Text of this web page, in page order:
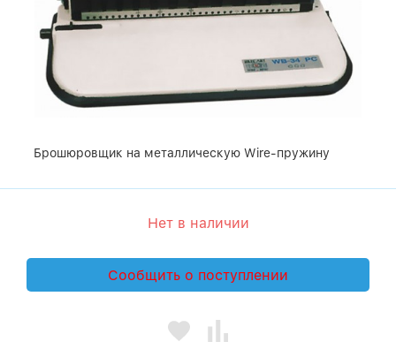
Брошюровщик на металлическую Wire-пружину
Нет в наличии
Сообщить о поступлении